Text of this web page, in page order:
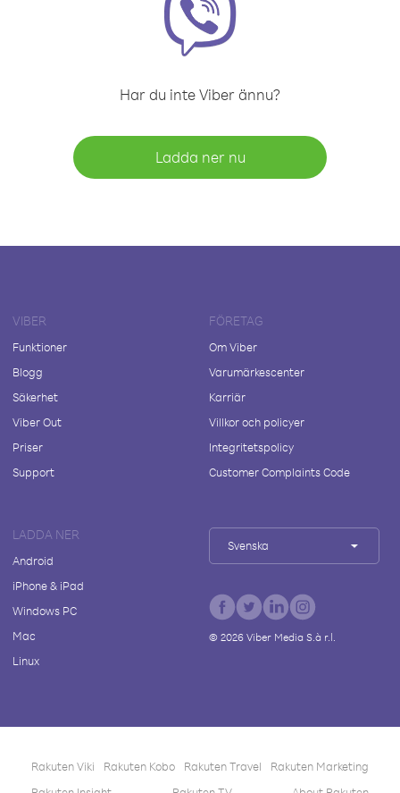
Har du inte Viber ännu?
Ladda ner nu
VIBER
Funktioner
Blogg
Säkerhet
Viber Out
Priser
Support
FÖRETAG
Om Viber
Varumärkescenter
Karriär
Villkor och policyer
Integritetspolicy
Customer Complaints Code
LADDA NER
Android
iPhone & iPad
Windows PC
Mac
Linux
Svenska
© 2026Viber Media S.à r.l.
Rakuten Viki Rakuten Kobo Rakuten Travel
Rakuten Marketing